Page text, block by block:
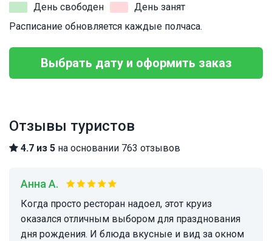
День свободен
День занят
Расписание обновляется каждые полчаса.
Выбрать дату и оформить заказ
Отзывы туристов
4.7 из 5 на основании 763 отзывов
Анна А.
Когда просто ресторан надоел, этот круиз
оказался отличным выбором для празднования
дня рождения. И блюда вкусные и вид за окном